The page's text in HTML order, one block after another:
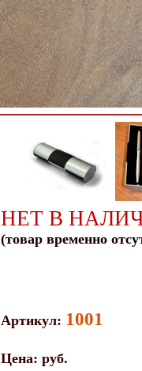
НЕТ В
(товар временно
Артикул: 1001
Цена: руб.